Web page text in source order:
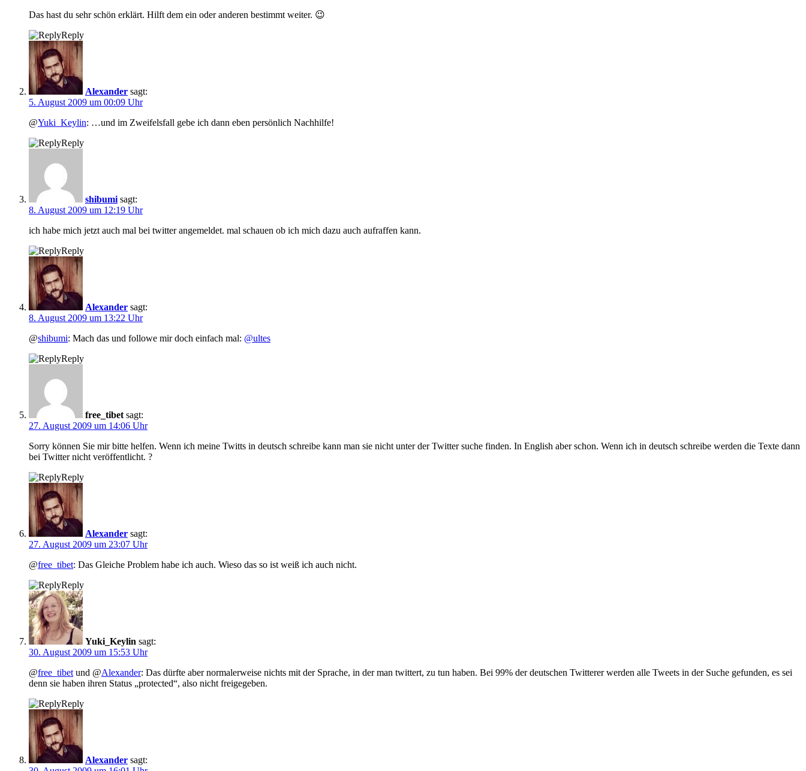
Das hast du sehr schön erklärt. Hilft dem ein oder anderen bestimmt weiter. 😉
Reply
Alexander sagt:
5. August 2009 um 00:09 Uhr
@Yuki_Keylin: …und im Zweifelsfall gebe ich dann eben persönlich Nachhilfe!
Reply
shibumi sagt:
8. August 2009 um 12:19 Uhr
ich habe mich jetzt auch mal bei twitter angemeldet. mal schauen ob ich mich dazu auch aufraffen kann.
Reply
Alexander sagt:
8. August 2009 um 13:22 Uhr
@shibumi: Mach das und followe mir doch einfach mal: @ultes
Reply
free_tibet sagt:
27. August 2009 um 14:06 Uhr
Sorry können Sie mir bitte helfen. Wenn ich meine Twitts in deutsch schreibe kann man sie nicht unter der Twitter suche finden. In English aber schon. Wenn ich in deutsch schreibe werden die Texte dann
bei Twitter nicht veröffentlicht. ?
Reply
Alexander sagt:
27. August 2009 um 23:07 Uhr
@free_tibet: Das Gleiche Problem habe ich auch. Wieso das so ist weiß ich auch nicht.
Reply
Yuki_Keylin sagt:
30. August 2009 um 15:53 Uhr
@free_tibet und @Alexander: Das dürfte aber normalerweise nichts mit der Sprache, in der man twittert, zu tun haben. Bei 99% der deutschen Twitterer werden alle Tweets in der Suche gefunden, es sei
denn sie haben ihren Status „protected“, also nicht freigegeben.
Reply
Alexander sagt: